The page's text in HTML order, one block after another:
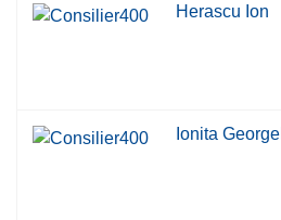
Herascu Ion
Ionita Georgel